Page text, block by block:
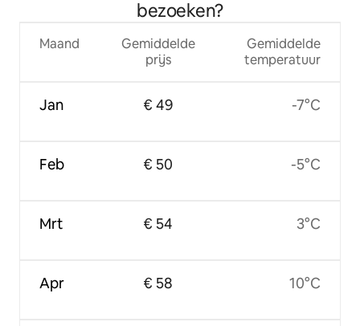
bezoeken?
Maand
Jan
Feb
Mrt
Apr
Gemiddelde
prijs
€ 49
€ 50
€ 54
€ 58
Gemiddelde
temperatuur
-7°C
-5°C
3°C
10°C